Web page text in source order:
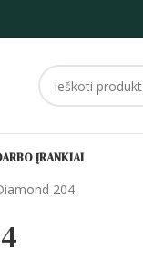
ĮRANKIAI
204